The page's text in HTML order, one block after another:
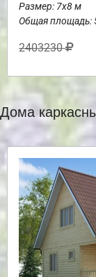
Размер: 7х8 м
Общая площадь:
2403230
Дома